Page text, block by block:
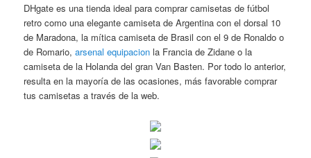
DHgate es una tienda ideal para comprar camisetas de fútbol
retro como una elegante camiseta de Argentina con el dorsal 10
de Maradona, la mítica camiseta de Brasil con el 9 de Ronaldo o
de Romario,arsenal equipacion la Francia de Zidane o la
camiseta de la Holanda del gran Van Basten. Por todo lo anterior,
resulta en la mayoría de las ocasiones, más favorable comprar
tus camisetas a través de la web.